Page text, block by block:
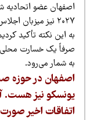
عضو اتحادیه
۲۰۲۷ نیز میزبان اجلاس
این نکته تأکید کردیم
یک خسارت محلی
شمار می‌رود.
در حوزه
نیز هست. آیا
اخیر صورت